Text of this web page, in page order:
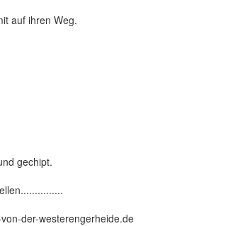
auf ihren Weg.
gechipt.
der-westerengerheide.de